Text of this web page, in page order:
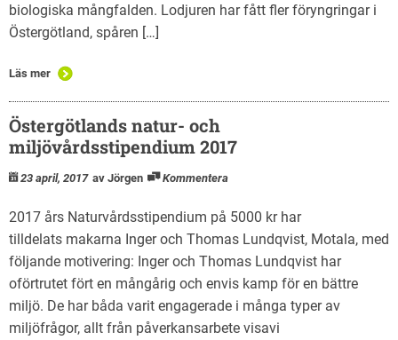
biologiska mångfalden. Lodjuren har fått fler föryngringar i
Östergötland, spåren […]
Läs mer
Östergötlands natur- och
miljövårdsstipendium 2017
23 april, 2017 av Jörgen Kommentera
2017 års Naturvårdsstipendium på 5000 kr har
tilldelats makarna Inger och Thomas Lundqvist, Motala, med
följande motivering: Inger och Thomas Lundqvist har
oförtrutet fört en mångårig och envis kamp för en bättre
miljö. De har båda varit engagerade i många typer av
miljöfrågor, allt från påverkansarbete visavi